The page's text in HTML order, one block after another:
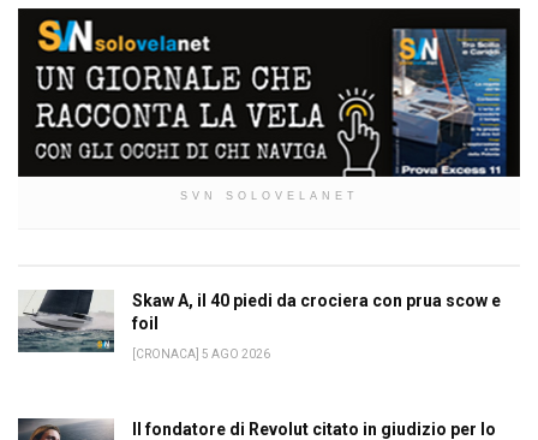
SVN SOLOVELANET
Skaw A, il 40 piedi da crociera con prua scow e
foil
[CRONACA] 5 AGO 2026
Il fondatore di Revolut citato in giudizio per lo